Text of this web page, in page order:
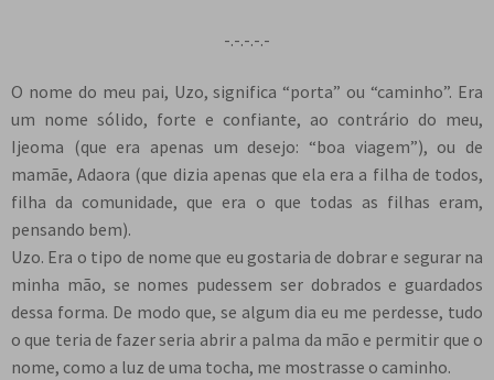
-.-.-.-.-
O nome do meu pai, Uzo, significa “porta” ou “caminho”. Era
um nome sólido, forte e confiante, ao contrário do meu,
Ijeoma (que era apenas um desejo: “boa viagem”), ou de
mamãe, Adaora (que dizia apenas que ela era a filha de todos,
filha da comunidade, que era o que todas as filhas eram,
pensando bem).
Uzo. Era o tipo de nome que eu gostaria de dobrar e segurar na
minha mão, se nomes pudessem ser dobrados e guardados
dessa forma. De modo que, se algum dia eu me perdesse, tudo
o que teria de fazer seria abrir a palma da mão e permitir que o
nome, como a luz de uma tocha, me mostrasse o caminho.